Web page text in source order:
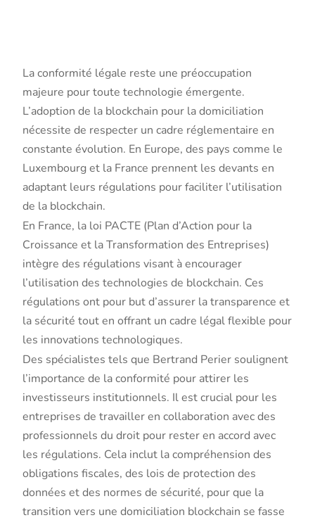
La conformité légale reste une préoccupation
majeure pour toute technologie émergente.
L’adoption de la blockchain pour la domiciliation
nécessite de respecter un cadre réglementaire en
constante évolution. En Europe, des pays comme le
Luxembourg et la France prennent les devants en
adaptant leurs régulations pour faciliter l’utilisation
de la blockchain.
En France, la loi PACTE (Plan d’Action pour la
Croissance et la Transformation des Entreprises)
intègre des régulations visant à encourager
l’utilisation des technologies de blockchain. Ces
régulations ont pour but d’assurer la transparence et
la sécurité tout en offrant un cadre légal flexible pour
les innovations technologiques.
Des spécialistes tels que Bertrand Perier soulignent
l’importance de la conformité pour attirer les
investisseurs institutionnels. Il est crucial pour les
entreprises de travailler en collaboration avec des
professionnels du droit pour rester en accord avec
les régulations. Cela inclut la compréhension des
obligations fiscales, des lois de protection des
données et des normes de sécurité, pour que la
transition vers une domiciliation blockchain se fasse